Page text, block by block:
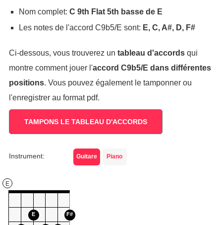
Nom complet: C 9th Flat 5th basse de E
Les notes de l'accord C9b5/E sont: E, C, A#, D, F#
Ci-dessous, vous trouverez un tableau d'accordsqui
montre comment jouer l'accord C9b5/E dans différentes
positions. Vous pouvez également le tamponner ou
l'enregistrer au format pdf.
TAMPONS LE TABLEAU D'ACCORDS
Instrument: Guitare Piano
E
E F#